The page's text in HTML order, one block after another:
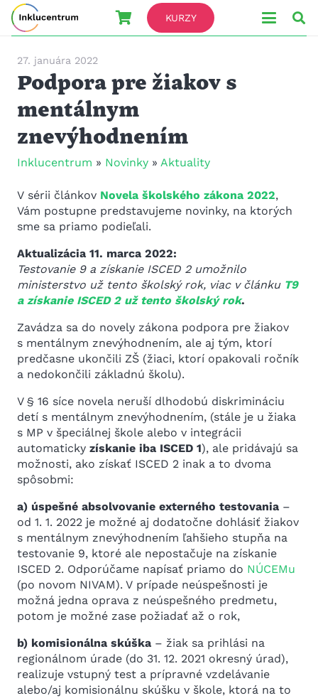
KURZY
27. januára 2022
Podpora pre žiakov s
mentálnym
znevýhodnením
Inklucentrum » Novinky » Aktuality
V sérii článkov Novela školského zákona 2022,
Vám postupne predstavujeme novinky, na ktorých
sme sa priamo podieľali.
Aktualizácia 11. marca 2022:
Testovanie 9 a získanie ISCED 2 umožnilo
ministerstvo už tento školský rok, viac v článku T9
a získanie ISCED 2 už tento školský rok.
Zavádza sa do novely zákona podpora pre žiakov
s mentálnym znevýhodnením, ale aj tým, ktorí
predčasne ukončili ZŠ (žiaci, ktorí opakovali ročník
a nedokončili základnú školu).
V § 16 síce novela neruší dlhodobú diskrimináciu
detí s mentálnym znevýhodnením, (stále je u žiaka
s MP v špeciálnej škole alebo v integrácii
automaticky získanie iba ISCED 1), ale pridávajú sa
možnosti, ako získať ISCED 2 inak a to dvoma
spôsobmi:
a) úspešné absolvovanie externého testovania –
od 1. 1. 2022 je možné aj dodatočne dohlásiť žiakov
s mentálnym znevýhodnením ľahšieho stupňa na
testovanie 9, ktoré ale nepostačuje na získanie
ISCED 2. Odporúčame napísať priamo do NÚCEMu
(po novom NIVAM). V prípade neúspešnosti je
možná jedna oprava z neúspešného predmetu,
potom je možné zase požiadať až o rok,
b) komisionálna skúška – žiak sa prihlási na
regionálnom úrade (do 31. 12. 2021 okresný úrad),
realizuje vstupný test a prípravné vzdelávanie
alebo/aj komisionálnu skúšku v škole, ktorá na to